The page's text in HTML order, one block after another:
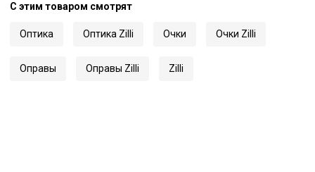
С этим товаром смотрят
Оптика Оптика Zilli Очки Очки Zilli
Оправы Оправы Zilli Zilli